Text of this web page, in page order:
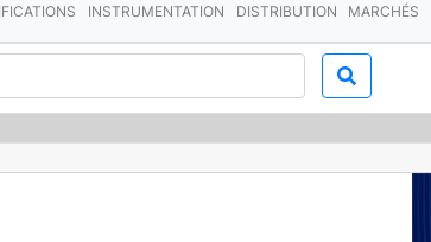
INSTRUMENTATION DISTRIBUTION MARCHÉS